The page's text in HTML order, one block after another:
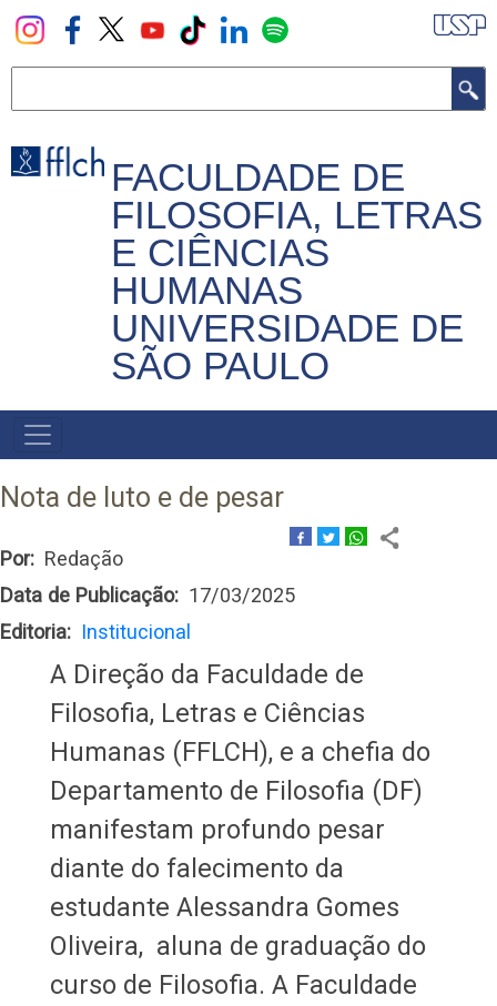
Pular
para
principal
FACULDADE DE
FILOSOFIA, LETRAS
E CIÊNCIAS
HUMANAS
UNIVERSIDADE DE
SÃO PAULO
NAVEGADOR
PRINCIPAL
Nota de luto e de pesar
Por
Redação
Data de Publicação
17/03/2025
Editoria
Institucional
A Direção da Faculdade de
Filosofia, Letras e Ciências
Humanas (FFLCH), e a chefia do
Departamento de Filosofia (DF)
manifestam profundo pesar
diante do falecimento da
estudante Alessandra Gomes
Oliveira, aluna de graduação do
curso de Filosofia. A Faculdade